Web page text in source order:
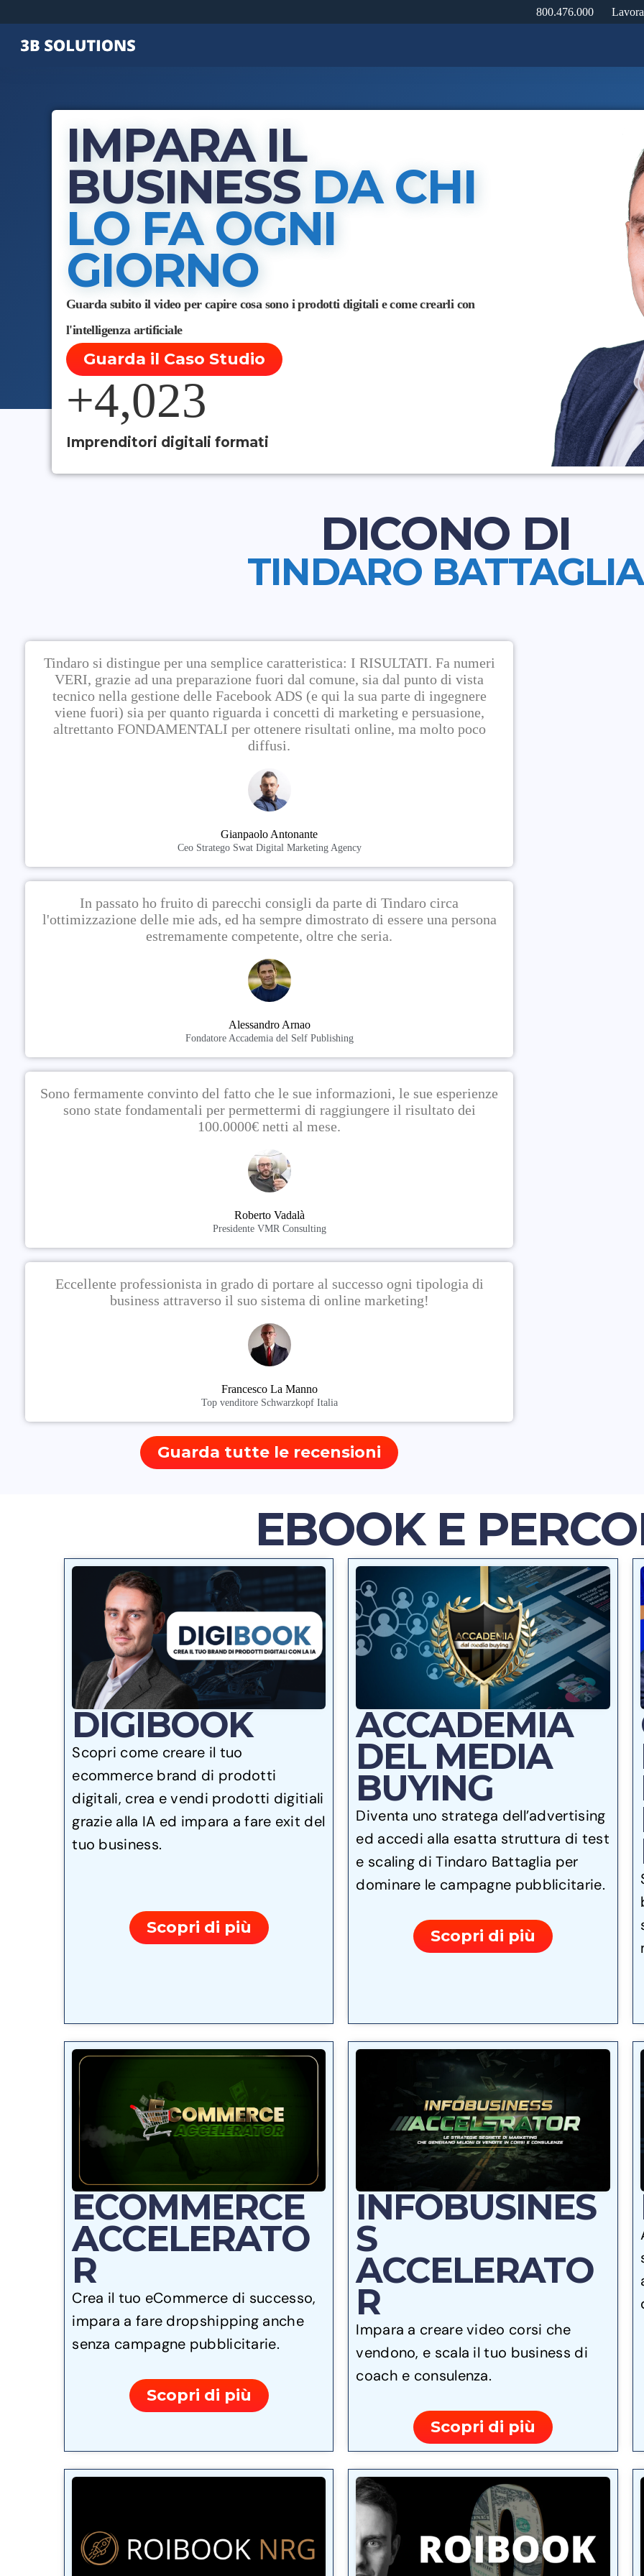
800.476.000
IMPARA IL
BUSINESS DA CHI
LO FA OGNI
GIORNO
Guarda subito il video per capire cosa sono i prodotti digitali e come crearli con
l'intelligenza artificiale
Guarda il Caso Studio
Imprenditori digitali formati
+4,023
DICONO DI
TINDARO BATTAGLIA
Tindaro si distingue per una semplice caratteristica: I RISULTATI. Fa numeri
VERI, grazie ad una preparazione fuori dal comune, sia dal punto di vista
tecnico nella gestione delle Facebook ADS (e qui la sua parte di ingegnere
viene fuori) sia per quanto riguarda i concetti di marketing e persuasione,
altrettanto FONDAMENTALI per ottenere risultati online, ma molto poco
diffusi.
Gianpaolo Antonante
Ceo Stratego Swat Digital Marketing Agency
In passato ho fruito di parecchi consigli da parte di Tindaro circa
l'ottimizzazione delle mie ads, ed ha sempre dimostrato di essere una persona
estremamente competente, oltre che seria.
Alessandro Arnao
Fondatore Accademia del Self Publishing
Sono fermamente convinto del fatto che le sue informazioni, le sue esperienze
sono state fondamentali per permettermi di raggiungere il risultato dei
100.0000€ netti al mese.
Roberto Vadalà
Presidente VMR Consulting
Eccellente professionista in grado di portare al successo ogni tipologia di
business attraverso il suo sistema di online marketing!
Francesco La Manno
Top venditore Schwarzkopf Italia
Guarda tutte le recensioni
EBOOK E
DIGIBOOK
Scopri come creare il tuo
ecommerce brand di prodotti
digitali, crea e vendi prodotti digitiali
grazie alla IA ed impara a fare exit del
tuo business.
Scopri di più
ACCADEMIA
DEL MEDIA
BUYING
Diventa uno stratega dell’advertising
ed accedi alla esatta struttura di test
e scaling di Tindaro Battaglia per
dominare le campagne pubblicitarie.
Scopri di più
ECOMMERCE
ACCELERATO
R
Crea il tuo eCommerce di successo,
impara a fare dropshipping anche
senza campagne pubblicitarie.
Scopri di più
INFOBUSINES
S
ACCELERATO
R
Impara a creare video corsi che
vendono, e scala il tuo business di
coach e consulenza.
Scopri di più